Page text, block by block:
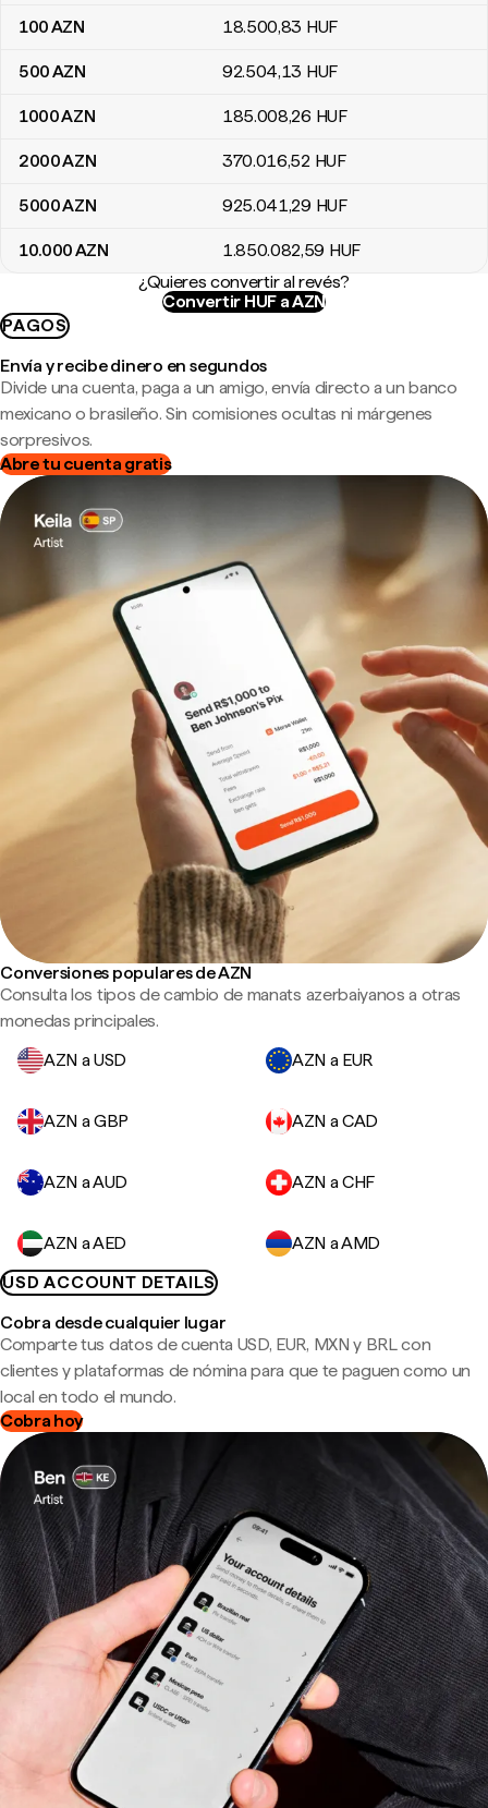
100AZN 18.500,83 HUF
500AZN 92.504,13 HUF
1000AZN 185.008,26 HUF
2000AZN 370.016,52 HUF
5000AZN 925.041,29 HUF
10.000AZN 1.850.082,59 HUF
¿Quieres convertir al revés?
Convertir HUF a AZN
PAGOS
Envía y recibe dinero en segundos
Divide una cuenta, paga a un amigo, envía directo a un banco
mexicano o brasileño. Sin comisiones ocultas ni márgenes
sorpresivos.
Abre tu cuenta gratis
Conversiones populares de AZN
Consulta los tipos de cambio de manats azerbaiyanos a otras
monedas principales.
AZN a USD
AZN a EUR
AZN a GBP AZN a CAD
AZN a AUD AZN a CHF
AZN a AED
AZN a AMD
USD ACCOUNT DETAILS
Cobra desde cualquier lugar
Comparte tus datos de cuenta USD, EUR, MXN y BRL con
clientes y plataformas de nómina para que te paguen como un
local en todo el mundo.
Cobra hoy